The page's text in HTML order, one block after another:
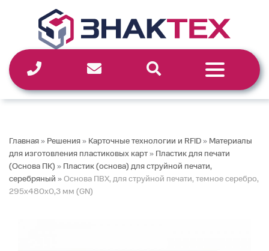
содержимому
Главная » Решения » Карточные технологии и RFID » Материалы
для изготовления пластиковых карт » Пластик для печати
(Основа ПК) » Пластик (основа) для струйной печати,
серебряный » Основа ПВХ, для струйной печати, темное серебро,
295х480х0,3 мм (GN)